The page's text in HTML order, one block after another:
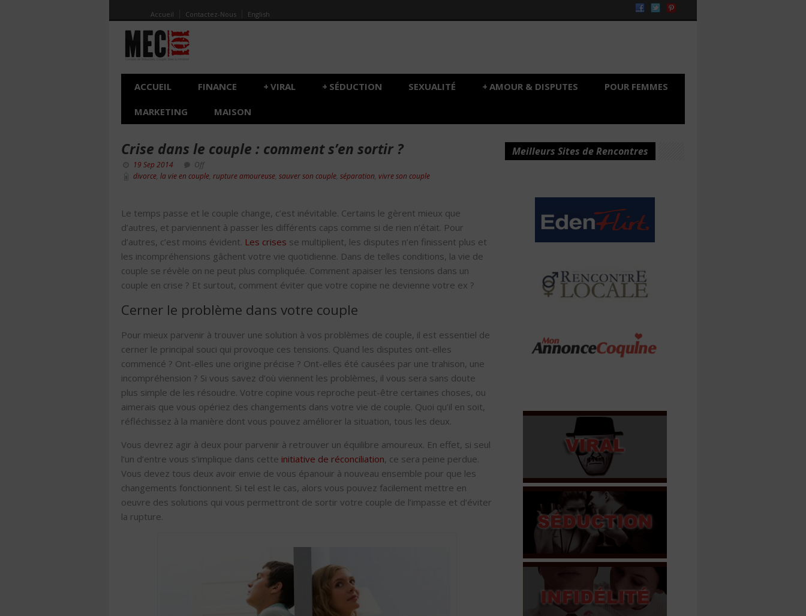
Accueil Contactez-Nous English
ACCUEIL FINANCE VIRAL
+ SÉDUCTION
+ SEXUALITÉ AMOUR & DISPUTES
+ POUR FEMMES
MARKETING MAISON
Crise dans le couple : comment s’en sortir ?
19 Sep 2014
Off
divorce la vie en couple rupture amoureuse sauver son couple séparation vivre son couple
Le temps passe et le couple change, c’est inévitable. Certains le gèrent mieux que
d’autres, et parviennent à passer les différents caps comme si de rien n’était. Pour
d’autres, c’est moins évident. Les crises se multiplient, les disputes n’en finissent plus et
les incompréhensions gâchent votre vie quotidienne. Dans de telles conditions, la vie de
couple se révèle on ne peut plus compliquée. Comment apaiser les tensions dans un
couple en crise ? Et surtout, comment éviter que votre copine ne devienne votre ex ?
Cerner le problème dans votre couple
Pour mieux parvenir à trouver une solution à vos problèmes de couple, il est essentiel de
cerner le principal souci qui provoque ces tensions. Quand les disputes ont-elles
commencé ? Ont-elles une origine précise ? Ont-elles été causées par une trahison, une
incompréhension ? Si vous savez d’où viennent les problèmes, il vous sera sans doute
plus simple de les résoudre. Votre copine vous reproche peut-être certaines choses, ou
aimerais que vous opériez des changements dans votre vie de couple. Quoi qu’il en soit,
réfléchissez à la manière dont vous pouvez améliorer la situation, tous les deux.
Vous devrez agir à deux pour parvenir à retrouver un équilibre amoureux. En effet, si seul
l’un d’entre vous s’implique dans cette initiative de réconciliation, ce sera peine perdue.
Vous devez tous deux avoir envie de vous épanouir à nouveau ensemble pour que les
changements fonctionnent. Si tel est le cas, alors vous pouvez facilement mettre en
oeuvre des solutions qui vous permettront de sortir votre couple de l’impasse et d’éviter
la rupture.
Meilleurs Sites de Rencontres